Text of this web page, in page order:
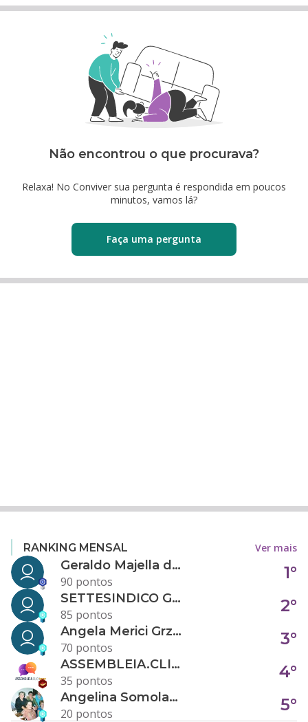
Não encontrou o que procurava?
Relaxa! No Conviver sua pergunta é respondida em poucos
minutos, vamos lá?
Faça uma pergunta
RANKING MENSAL Ver mais
Geraldo Majella da Silva
90 pontos
1°
SETTESINDICO GOVERNANÇA CONDOMINIAL
85 pontos
2°
Angela Merici Grzybowski
70 pontos
3°
ASSEMBLEIA.CLICK
35 pontos
4°
Angelina Somolanji R. Oliveira
20 pontos
5°